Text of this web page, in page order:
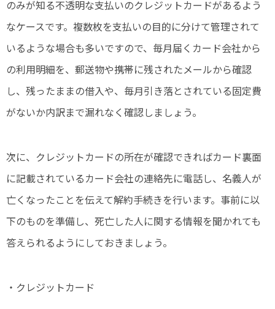
のみが知る不透明な支払いのクレジットカードがあるよう
なケースです。複数枚を支払いの目的に分けて管理されて
いるような場合も多いですので、毎月届くカード会社から
の利用明細を、郵送物や携帯に残されたメールから確認
し、残ったままの借入や、毎月引き落とされている固定費
がないか内訳まで漏れなく確認しましょう。
次に、クレジットカードの所在が確認できればカード裏面
に記載されているカード会社の連絡先に電話し、名義人が
亡くなったことを伝えて解約手続きを行います。事前に以
下のものを準備し、死亡した人に関する情報を聞かれても
答えられるようにしておきましょう。
・クレジットカード